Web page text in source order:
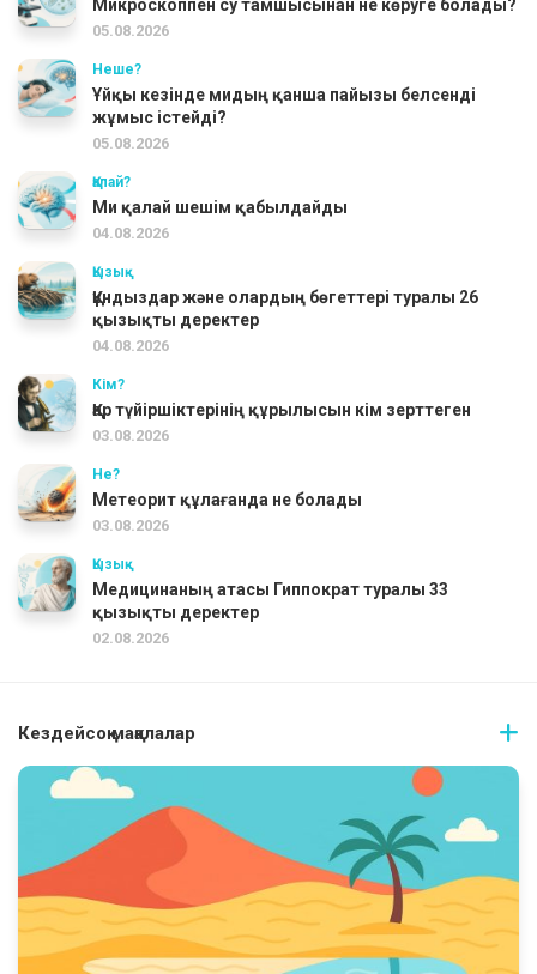
Микроскоппен су тамшысынан не көруге болады?
05.08.2026
Неше?
Ұйқы кезінде мидың қанша пайызы белсенді
жұмыс істейді?
05.08.2026
Қалай?
Ми қалай шешім қабылдайды
04.08.2026
Қызық
Құндыздар және олардың бөгеттері туралы 26
қызықты деректер
04.08.2026
Кім?
Қар түйіршіктерінің құрылысын кім зерттеген
03.08.2026
Не?
Метеорит құлағанда не болады
03.08.2026
Қызық
Медицинаның атасы Гиппократ туралы 33
қызықты деректер
02.08.2026
Кездейсоқ мақалалар